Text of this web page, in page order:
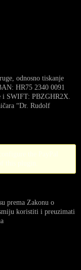
odnosno tiskanje
HR75 2340 0091
i SWIFT: PBZGHR2X.
“Dr. Rudolf
prema Zakonu o
koristiti i preuzimati